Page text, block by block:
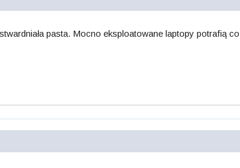
pasta. Mocno eksploatowane laptopy potrafią